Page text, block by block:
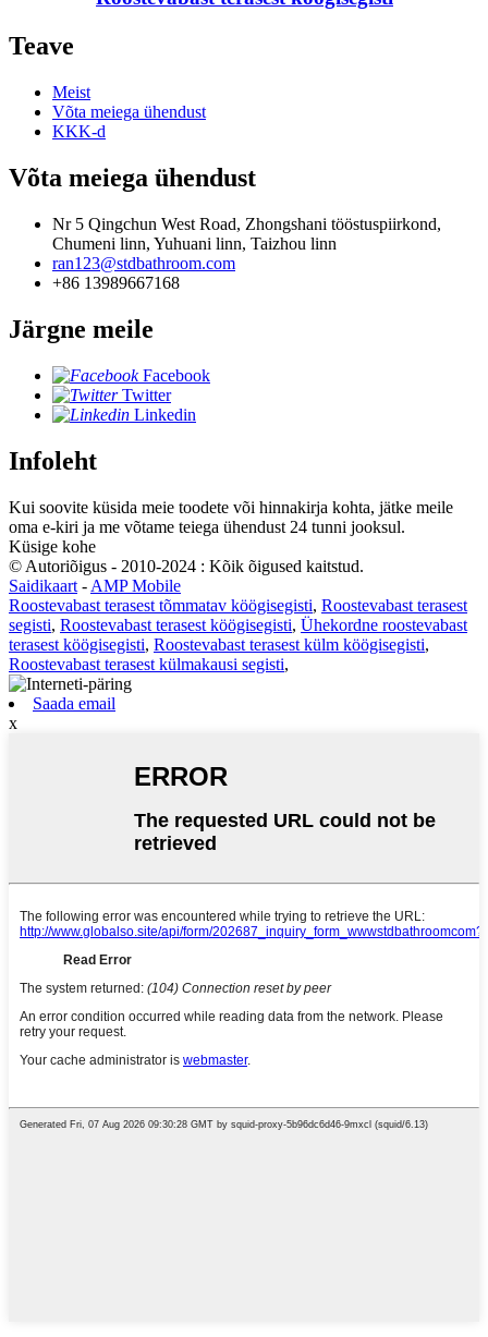
Teave
Meist
Võta meiega ühendust
KKK-d
Võta meiega ühendust
Nr 5 Qingchun West Road, Zhongshani tööstuspiirkond,
Chumeni linn, Yuhuani linn, Taizhou linn
ran123@stdbathroom.com
+86 13989667168
Järgne meile
Facebook
Twitter
Linkedin
Infoleht
Kui soovite küsida meie toodete või hinnakirja kohta, jätke meile
oma e-kiri ja me võtame teiega ühendust 24 tunni jooksul.
Küsige kohe
© Autoriõigus - 2010-2024 : Kõik õigused kaitstud.
Saidikaart - AMP Mobile
Roostevabast terasest tõmmatav köögisegisti, Roostevabast terasest
segisti, Roostevabast terasest köögisegisti, Ühekordne roostevabast
terasest köögisegisti, Roostevabast terasest külm köögisegisti,
Roostevabast terasest külmakausi segisti,
Saada email
x